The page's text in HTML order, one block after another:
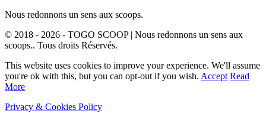
Nous redonnons un sens aux scoops.
© 2018 - 2026 - TOGO SCOOP | Nous redonnons un sens aux
scoops.. Tous droits Réservés.
This website uses cookies to improve your experience. We'll assume
you're ok with this, but you can opt-out if you wish. Accept Read
More
Privacy & Cookies Policy